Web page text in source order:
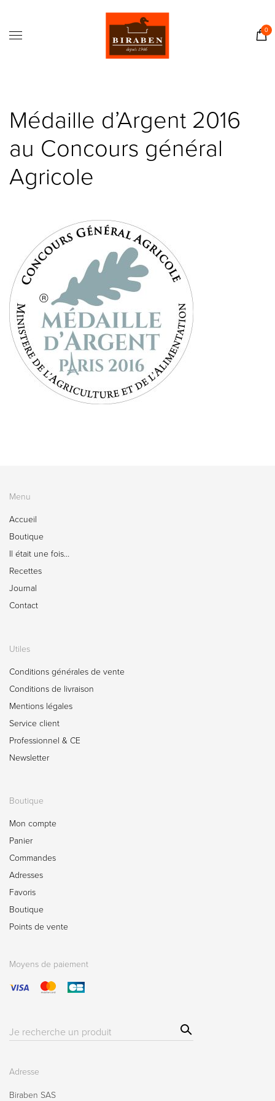
0
Contact
Médaille d’Argent 2016
au Concours général
Agricole
Menu
Accueil
Boutique
Il était une fois…
Recettes
Journal
Contact
Utiles
Conditions générales de vente
Conditions de livraison
Mentions légales
Service client
Professionnel & CE
Newsletter
Boutique
Mon compte
Panier
Commandes
Adresses
Favoris
Boutique
Points de vente
Moyens de paiement
Résultat(s)
Sear
ch
Adresse
Biraben SAS